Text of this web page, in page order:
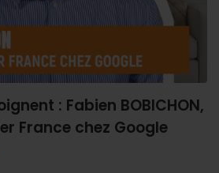
: Fabien BOBICHON,
France chez Google